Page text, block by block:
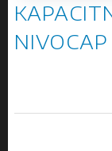
NIVOCAP